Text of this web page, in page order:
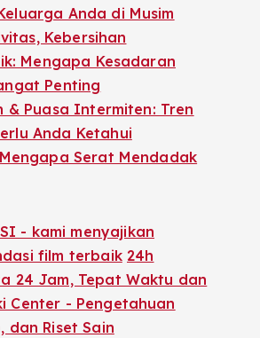
Anda di Musim
Kebersihan
Mengapa Kesadaran
Penting
& Puasa Intermiten: Tren
Anda Ketahui
Serat Mendadak
- kami menyajikan
film terbaik 24h
24 Jam, Tepat Waktu dan
Center - Pengetahuan
dan Riset Sain